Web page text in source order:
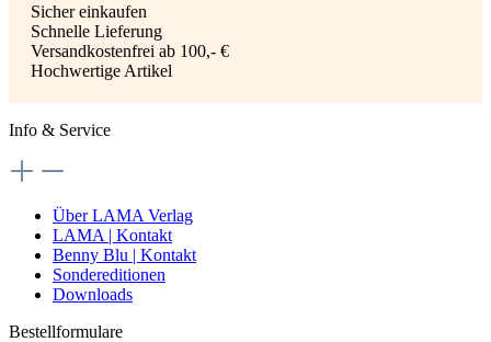
Sicher einkaufen
Schnelle Lieferung
Versandkostenfrei ab 100,- €
Hochwertige Artikel
Info & Service
Über LAMA Verlag
LAMA | Kontakt
Benny Blu | Kontakt
Sondereditionen
Downloads
Bestellformulare